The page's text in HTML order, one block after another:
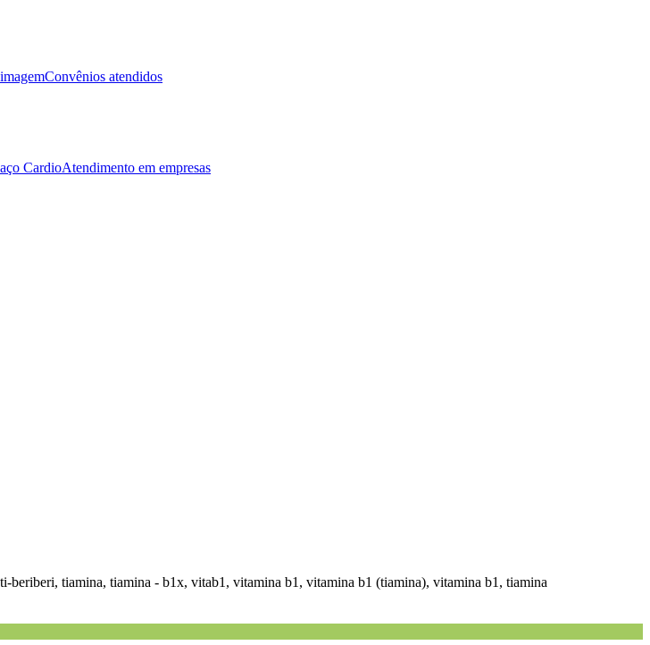
Convênios atendidos
CardioAtendimento em empresas
tiamina, tiamina - b1x, vitab1, vitamina b1, vitamina b1 (tiamina), vitamina b1, tiamina